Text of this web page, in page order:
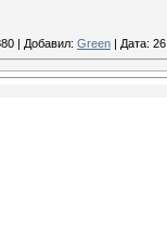
| Добавил: Green | Дата: